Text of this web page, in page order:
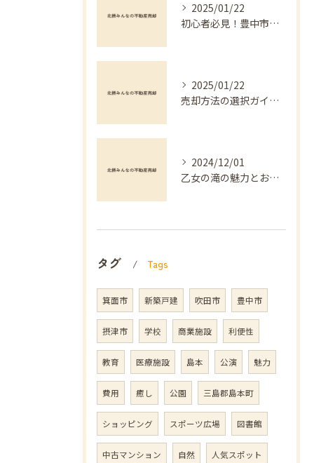
2025/01/22
初心者必見！豊中市でのマンション不動産売却を成功させる方法
2025/01/22
売却方法の選択ガイド：不動産買取と仲介の違い
2024/12/01
乙女の滝の魅力とおすすめ
タグ Tags
箕面市 新築戸建 吹田市 豊中市
摂津市 学校 商業施設 利便性
教育 医療施設 島本 公演 魅力
費用 癒し 公園 三島郡島本町
ショッピング スポーツ広場 図書館
中古マンション 自然 人気スポット